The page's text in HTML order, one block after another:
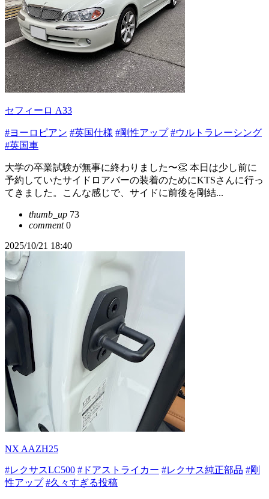
セフィーロ A33
#ヨーロピアン #英国仕様 #剛性アップ #ウルトラレーシング
#英国車
大学の卒業試験が無事に終わりました〜👏 本日は少し前に
予約していたサイドロアバーの装着のためにKTSさんに行っ
てきました。こんな感じで、サイドに前後を剛結...
thumb_up 73
comment0
2025/10/21 18:40
NX AAZH25
#レクサスLC500 #ドアストライカー #レクサス純正部品 #剛
性アップ #久々すぎる投稿